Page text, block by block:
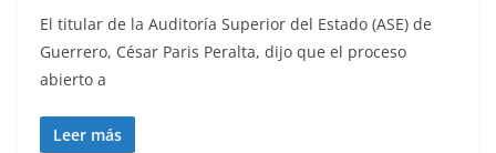
El titular de la Auditoría Superior del Estado (ASE) de
Guerrero, César Paris Peralta, dijo que el proceso
abierto a
Leer más